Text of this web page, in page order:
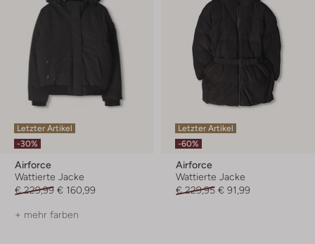
Letzter Artikel
-30%
Airforce
Wattierte Jacke
€ 229,99 € 160,99
+ mehr farben
Letzter Artikel
-60%
Airforce
Wattierte Jacke
€ 229,95 € 91,99